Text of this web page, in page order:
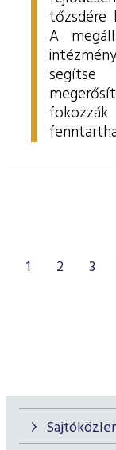
tőzsdére
A
1 2 3